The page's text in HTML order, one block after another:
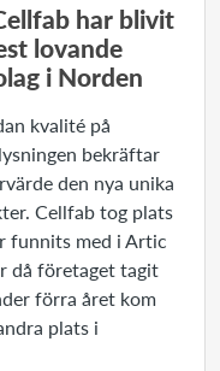
har blivit
lovande
i Norden
kvalité på
bekräftar
den nya unika
Cellfab tog plats
funnits med i Artic
då företaget tagit
förra året kom
plats i